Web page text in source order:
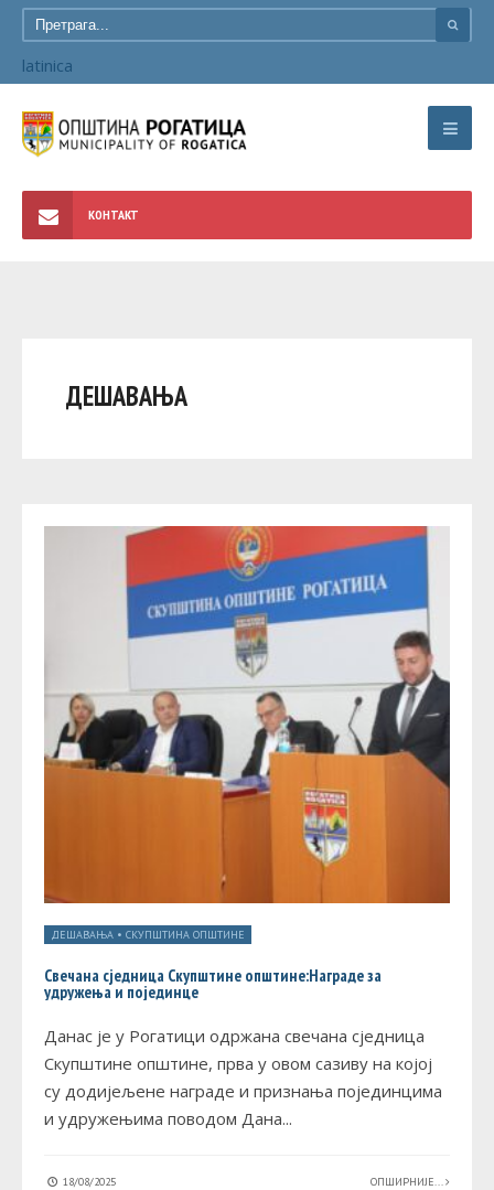
latinica
КОНТАКТ
ДЕШАВАЊА
ДЕШАВАЊА • СКУПШТИНА ОПШТИНЕ
Свечана сједница Скупштине општине:Награде за
удружења и појединце
Данас је у Рогатици одржана свечана сједница
Скупштине општине, прва у овом сазиву на којој
су додијељене награде и признања појединцима
и удружењима поводом Дана...
18/08/2025 ОПШИРНИЈЕ...